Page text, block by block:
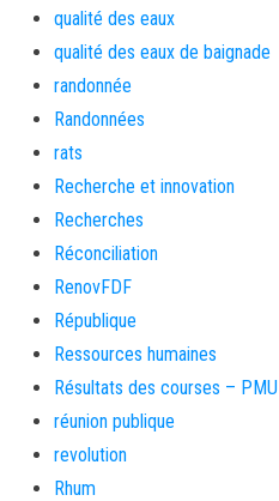
qualité des eaux
qualité des eaux de baignade
randonnée
Randonnées
rats
Recherche et innovation
Recherches
Réconciliation
RenovFDF
République
Ressources humaines
Résultats des courses – PMU
réunion publique
revolution
Rhum